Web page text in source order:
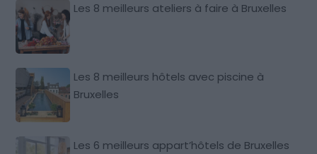
Les 8 meilleurs ateliers à faire à Bruxelles
Les 8 meilleurs hôtels avec piscine à
Bruxelles
Les 6 meilleurs appart’hôtels de Bruxelles